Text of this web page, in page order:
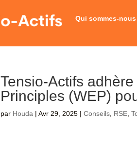
Qui sommes-nous
Tensio-Actifs
Principles (WEP)
par Houda |Avr 29, 2025 |Conseils RSE ,